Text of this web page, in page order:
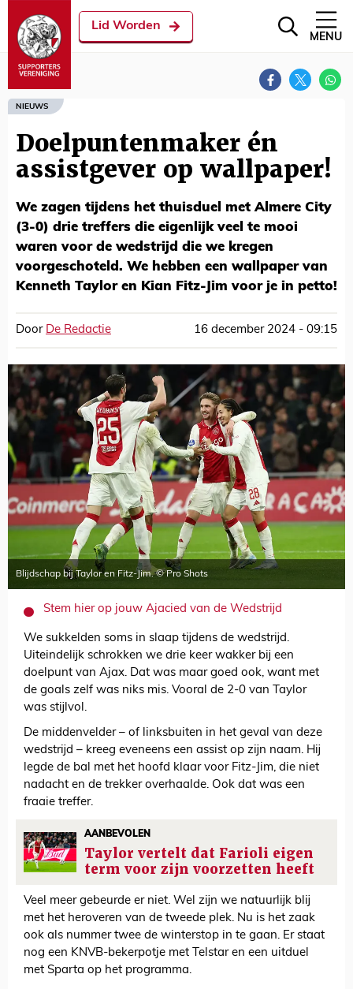
Lid Worden
MENU
NIEUWS
Doelpuntenmaker én
assistgever op wallpaper!
We zagen tijdens het thuisduel met Almere City
(3-0) drie treffers die eigenlijk veel te mooi
waren voor de wedstrijd die we kregen
voorgeschoteld. We hebben een wallpaper van
Kenneth Taylor en Kian Fitz-Jim voor je in petto!
Door De Redactie 16 december 2024 - 09:15
Blijdschap bij Taylor en Fitz-Jim. © Pro Shots
Stem hier op jouw Ajacied van de Wedstrijd
We sukkelden soms in slaap tijdens de wedstrijd.
Uiteindelijk schrokken we drie keer wakker bij een
doelpunt van Ajax. Dat was maar goed ook, want met
de goals zelf was niks mis. Vooral de 2-0 van Taylor
was stijlvol.
De middenvelder – of linksbuiten in het geval van deze
wedstrijd – kreeg eveneens een assist op zijn naam. Hij
legde de bal met het hoofd klaar voor Fitz-Jim, die niet
nadacht en de trekker overhaalde. Ook dat was een
fraaie treffer.
AANBEVOLEN
Taylor vertelt dat Farioli eigen
term voor zijn voorzetten heeft
Veel meer gebeurde er niet. Wel zijn we natuurlijk blij
met het heroveren van de tweede plek. Nu is het zaak
ook als nummer twee de winterstop in te gaan. Er staat
nog een KNVB-bekerpotje met Telstar en een uitduel
met Sparta op het programma.